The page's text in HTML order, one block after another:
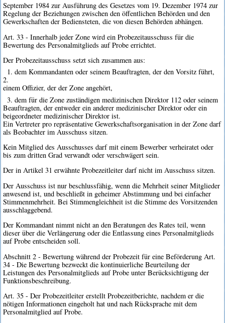
September 1984 zur Ausführung des Gesetzes vom 19. Dezember 1974 zur
Regelung der Beziehungen zwischen den öffentlichen Behörden und den
Gewerkschaften der Bediensteten, die von diesen Behörden abhängen.
Art. 33 - Innerhalb jeder Zone wird ein Probezeitausschuss für die
Bewertung des Personalmitglieds auf Probe errichtet.
Der Probezeitausschuss setzt sich zusammen aus:
1. dem Kommandanten oder seinem Beauftragten, der den Vorsitz führt,
2.
einem Offizier, der der Zone angehört,
3. dem für die Zone zuständigen medizinischen Direktor 112 oder seinem
Beauftragten, der entweder ein anderer medizinischer Direktor oder ein
beigeordneter medizinischer Direktor ist.
Ein Vertreter pro repräsentative Gewerkschaftsorganisation in der Zone darf
als Beobachter im Ausschuss sitzen.
Kein Mitglied des Ausschusses darf mit einem Bewerber verheiratet oder
bis zum dritten Grad verwandt oder verschwägert sein.
Der in Artikel 31 erwähnte Probezeitleiter darf nicht im Ausschuss sitzen.
Der Ausschuss ist nur beschlussfähig, wenn die Mehrheit seiner Mitglieder
anwesend ist, und beschließt in geheimer Abstimmung und bei einfacher
Stimmenmehrheit. Bei Stimmengleichheit ist die Stimme des Vorsitzenden
ausschlaggebend.
Der Kommandant nimmt nicht an den Beratungen des Rates teil, wenn
dieser über die Verlängerung oder die Entlassung eines Personalmitglieds
auf Probe entscheiden soll.
Abschnitt 2 - Bewertung während der Probezeit für eine Beförderung Art.
34 - Die Bewertung bezweckt die kontinuierliche Beurteilung der
Leistungen des Personalmitglieds auf Probe unter Berücksichtigung der
Funktionsbeschreibung.
Art. 35 - Der Probezeitleiter erstellt Probezeitberichte, nachdem er die
nötigen Informationen eingeholt hat und nach Rücksprache mit dem
Personalmitglied auf Probe.